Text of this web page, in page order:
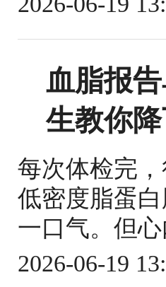
血脂报
生教你
每次体检完
低密度脂蛋
一口气。但
2026-06-19